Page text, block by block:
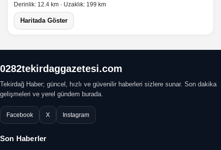
Derinlik: 12.4 km · Uzaklık: 199 km
Haritada Göster
0282tekirdaggazetesi.com
Tekirdağ Haber; güncel, hızlı ve güvenilir haberleri sizlere sunar. Son dakika
gelişmeleri ve yerel gündem burada.
Facebook X Instagram
Son Haberler